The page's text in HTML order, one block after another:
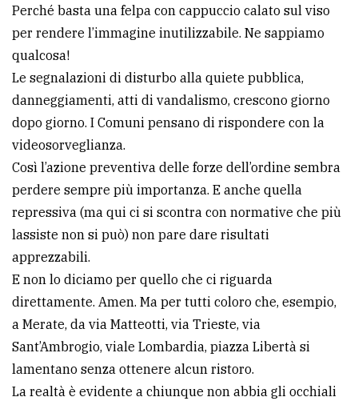
PRIVACY
Privacy
policy
Cookie
policy
Perché basta una felpa con cappuccio calato sul viso
per rendere l’immagine inutilizzabile. Ne sappiamo
qualcosa!
Le segnalazioni di disturbo alla quiete pubblica,
danneggiamenti, atti di vandalismo, crescono giorno
dopo giorno. I Comuni pensano di rispondere con la
videosorveglianza.
Così l’azione preventiva delle forze dell’ordine sembra
perdere sempre più importanza. E anche quella
repressiva (ma qui ci si scontra con normative che più
lassiste non si può) non pare dare risultati
apprezzabili.
E non lo diciamo per quello che ci riguarda
direttamente. Amen. Ma per tutti coloro che, esempio,
a Merate, da via Matteotti, via Trieste, via
Sant’Ambrogio, viale Lombardia, piazza Libertà si
lamentano senza ottenere alcun ristoro.
La realtà è evidente a chiunque non abbia gli occhiali